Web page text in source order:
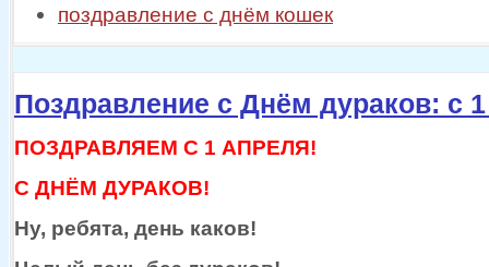
поздравление с днём кошек
Поздравление с Днём дураков: с
ПОЗДРАВЛЯЕМ С 1 АПРЕЛЯ!
С ДНЁМ ДУРАКОВ!
Ну, ребята, день каков!